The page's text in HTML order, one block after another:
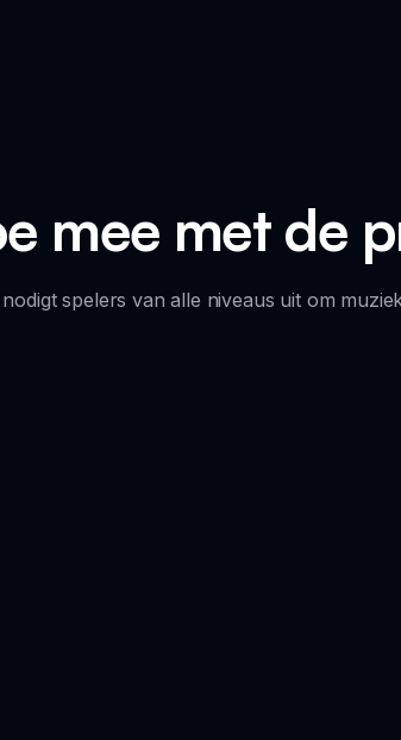
mee met de
spelers van alle niveaus uit om